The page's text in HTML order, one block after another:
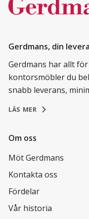
Gerdmans, din
Gerdmans har allt
kontorsmöbler du
snabb leverans,
LÄS MER
Om oss
Möt Gerdmans
Kontakta oss
Fördelar
Vår historia